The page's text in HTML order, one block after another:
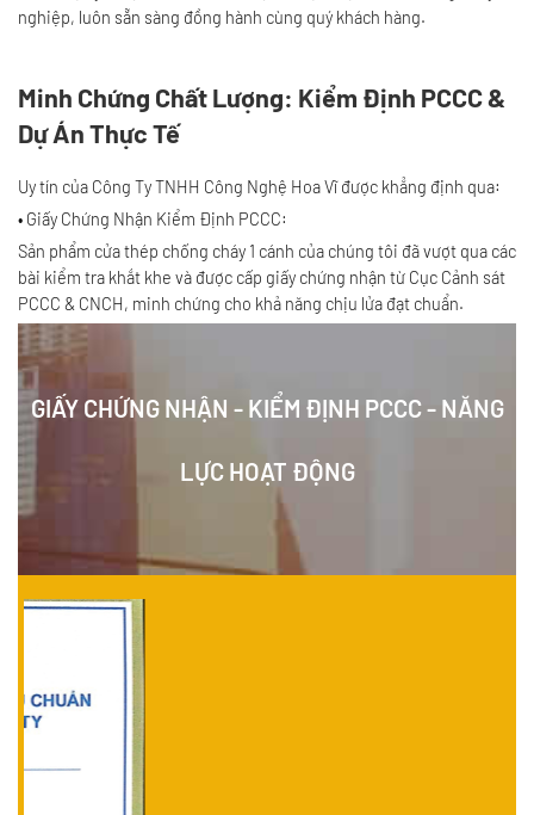
nghiệp, luôn sẵn sàng đồng hành cùng quý khách hàng.
Minh Chứng Chất Lượng: Kiểm Định PCCC &
Dự Án Thực Tế
Uy tín của Công Ty TNHH Công Nghệ Hoa Vĩ được khẳng định qua:
• Giấy Chứng Nhận Kiểm Định PCCC:
Sản phẩm cửa thép chống cháy 1 cánh của chúng tôi đã vượt qua các
bài kiểm tra khắt khe và được cấp giấy chứng nhận từ Cục Cảnh sát
PCCC & CNCH, minh chứng cho khả năng chịu lửa đạt chuẩn.
GIẤY CHỨNG NHẬN - KIỂM ĐỊNH PCCC - NĂNG
LỰC HOẠT ĐỘNG